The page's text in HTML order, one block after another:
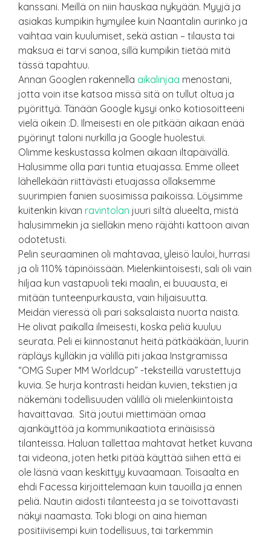
kanssani. Meillä on niin hauskaa nykyään. Myyjä ja
asiakas kumpikin hymyilee kuin Naantalin aurinko ja
vaihtaa vain kuulumiset, sekä astian – tilausta tai
maksua ei tarvi sanoa, sillä kumpikin tietää mitä
tässä tapahtuu.
Annan Googlen rakennella aikalinjaa menostani,
jotta voin itse katsoa missä sitä on tullut oltua ja
pyörittyä. Tänään Google kysyi onko kotiosoitteeni
vielä oikein :D. Ilmeisesti en ole pitkään aikaan enää
pyörinyt taloni nurkilla ja Google huolestui.
Olimme keskustassa kolmen aikaan iltapäivällä.
Halusimme olla pari tuntia etuajassa. Emme olleet
lähellekään riittävästi etuajassa ollaksemme
suurimpien fanien suosimissa paikoissa. Löysimme
kuitenkin kivan ravintolan juuri siltä alueelta, mistä
halusimmekin ja sielläkin meno räjähti kattoon aivan
odotetusti.
Pelin seuraaminen oli mahtavaa, yleisö lauloi, hurrasi
ja oli 110% täpinöissään. Mielenkiintoisesti, sali oli vain
hiljaa kun vastapuoli teki maalin, ei buuausta, ei
mitään tunteenpurkausta, vain hiljaisuutta.
Meidän vieressä oli pari saksalaista nuorta naista.
He olivat paikalla ilmeisesti, koska peliä kuuluu
seurata. Peli ei kiinnostanut heitä pätkääkään, luurin
räpläys kylläkin ja välillä piti jakaa Instgramissa
“OMG Super MM Worldcup” -teksteillä varustettuja
kuvia. Se hurja kontrasti heidän kuvien, tekstien ja
näkemäni todellisuuden välillä oli mielenkiintoista
havaittavaa. Sitä joutui miettimään omaa
ajankäyttöä ja kommunikaatiota erinäisissä
tilanteissa. Haluan tallettaa mahtavat hetket kuvana
tai videona, joten hetki pitää käyttää siihen että ei
ole läsnä vaan keskittyy kuvaamaan. Toisaalta en
ehdi Facessa kirjoittelemaan kuin tauoilla ja ennen
peliä. Nautin aidosti tilanteesta ja se toivottavasti
näkyi naamasta. Toki blogi on aina hieman
positiivisempi kuin todellisuus, tai tarkemmin